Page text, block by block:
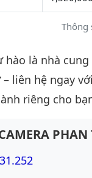
Thông
hào là nhà
liên hệ ngay
riêng cho
PHAN